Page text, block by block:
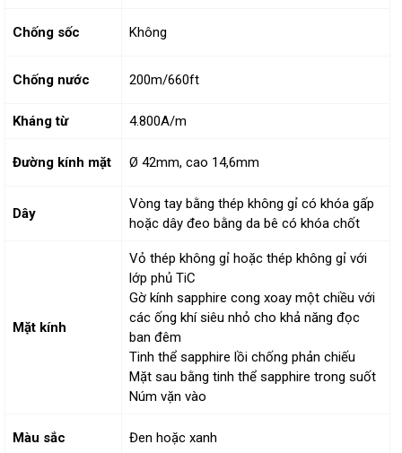
Chống sốc Không
Chống nước 200m/660ft
Kháng từ 4.800A/m
Đường kính mặt Ø 42mm, cao 14,6mm
Dây
Vòng tay bằng thép không gỉ có khóa gấp
hoặc dây đeo bằng da bê có khóa chốt
Mặt kính
Vỏ thép không gỉ hoặc thép không gỉ với
lớp phủ TiC
Gờ kính sapphire cong xoay một chiều với
các ống khí siêu nhỏ cho khả năng đọc
ban đêm
Tinh thể sapphire lồi chống phản chiếu
Mặt sau bằng tinh thể sapphire trong suốt
Núm vặn vào
Màu sắc Đen hoặc xanh